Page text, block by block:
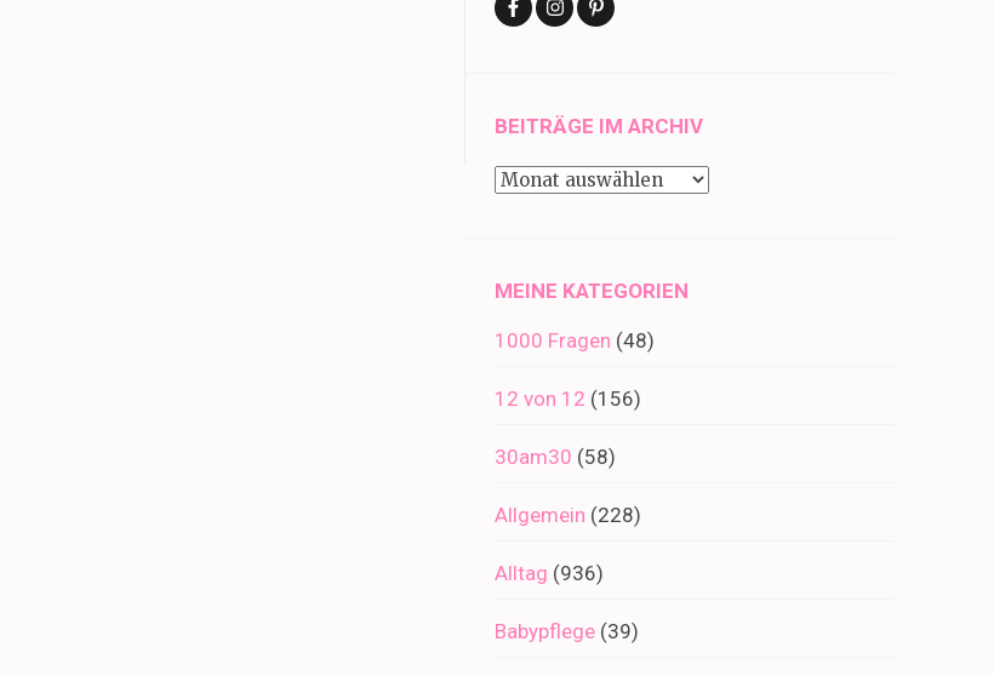
BEITRÄGE IM ARCHIV
Beiträge
MEINE KATEGORIEN
1000 Fragen (48)
12 von 12 (156)
30am30 (58)
Allgemein (228)
Alltag (936)
Babypflege (39)